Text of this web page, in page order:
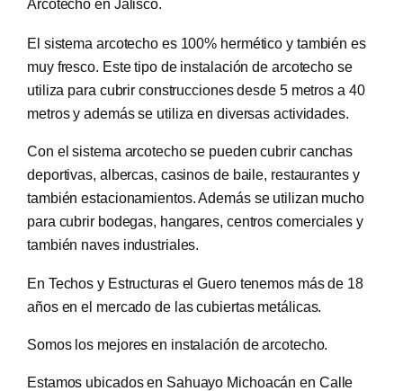
Arcotecho en Jalisco.
El sistema arcotecho es 100% hermético y también es
muy fresco. Este tipo de instalación de arcotecho se
utiliza para cubrir construcciones desde 5 metros a 40
metros y además se utiliza en diversas actividades.
Con el sistema arcotecho se pueden cubrir canchas
deportivas, albercas, casinos de baile, restaurantes y
también estacionamientos. Además se utilizan mucho
para cubrir bodegas, hangares, centros comerciales y
también naves industriales.
En Techos y Estructuras el Guero tenemos más de 18
años en el mercado de las cubiertas metálicas.
Somos los mejores en instalación de arcotecho.
Estamos ubicados en Sahuayo Michoacán en Calle